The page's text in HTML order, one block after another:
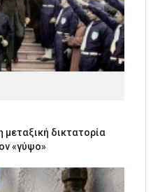
δικτατορία
«γύψο»